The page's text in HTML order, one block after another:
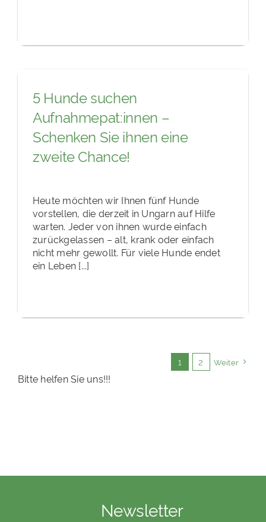
5 Hunde suchen
Aufnahmepat:innen –
Schenken Sie ihnen eine
zweite Chance!
Heute möchten wir Ihnen fünf Hunde
vorstellen, die derzeit in Ungarn auf Hilfe
warten. Jeder von ihnen wurde einfach
zurückgelassen – alt, krank oder einfach
nicht mehr gewollt. Für viele Hunde endet
ein Leben [...]
1 2 Weiter
Bitte helfen Sie uns!!!
Newsletter